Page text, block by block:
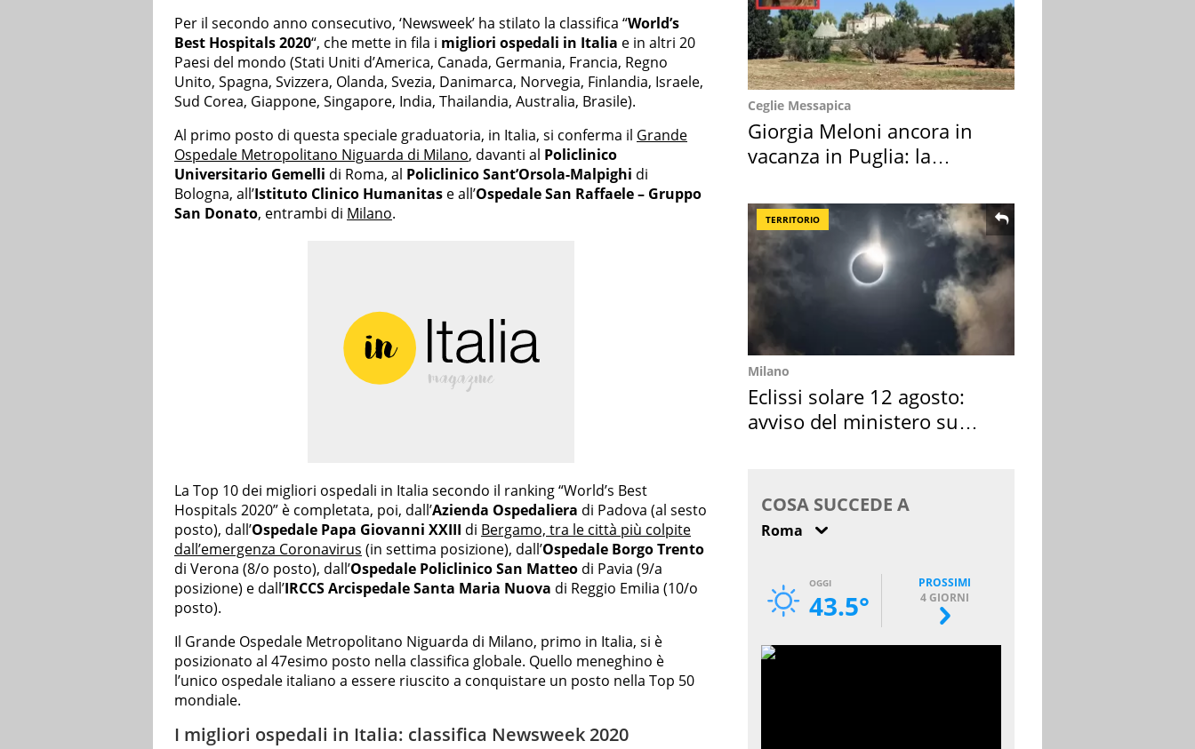
Per il secondo anno consecutivo, ‘Newsweek’ ha stilato la classifica “World’s
Best Hospitals 2020“, che mette in fila i migliori ospedali in Italia e in altri 20
Paesi del mondo (Stati Uniti d’America, Canada, Germania, Francia, Regno
Unito, Spagna, Svizzera, Olanda, Svezia, Danimarca, Norvegia, Finlandia, Israele,
Sud Corea, Giappone, Singapore, India, Thailandia, Australia, Brasile).
Al primo posto di questa speciale graduatoria, in Italia, si conferma il Grande
Ospedale Metropolitano Niguarda di Milano, davanti al Policlinico
Universitario Gemelli di Roma, al Policlinico Sant’Orsola-Malpighi di
Bologna, all’Istituto Clinico Humanitas e all’Ospedale San Raffaele – Gruppo
San Donato, entrambi di Milano.
La Top 10 dei migliori ospedali in Italia secondo il ranking “World’s Best
Hospitals 2020” è completata, poi, dall’Azienda Ospedaliera di Padova (al sesto
posto), dall’Ospedale Papa Giovanni XXIII di Bergamo, tra le città più colpite
dall’emergenza Coronavirus (in settima posizione), dall’Ospedale Borgo Trento
di Verona (8/o posto), dall’Ospedale Policlinico San Matteo di Pavia (9/a
posizione) e dall’IRCCS Arcispedale Santa Maria Nuova di Reggio Emilia (10/o
posto).
Il Grande Ospedale Metropolitano Niguarda di Milano, primo in Italia, si è
posizionato al 47esimo posto nella classifica globale. Quello meneghino è
l’unico ospedale italiano a essere riuscito a conquistare un posto nella Top 50
mondiale.
I migliori ospedali in Italia: classifica Newsweek 2020
Ceglie Messapica
Giorgia Meloni ancora in
vacanza in Puglia: la
TERRITORIO
Milano
Eclissi solare 12 agosto:
avviso del ministero su